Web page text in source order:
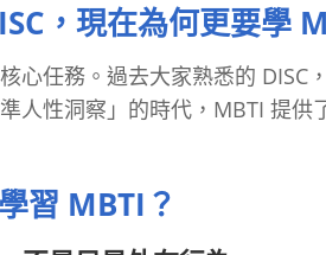
，現在為何更要學
心任務。過去大家熟悉的 DISC
人性洞察」的時代，MBTI 提供
習 MBTI？